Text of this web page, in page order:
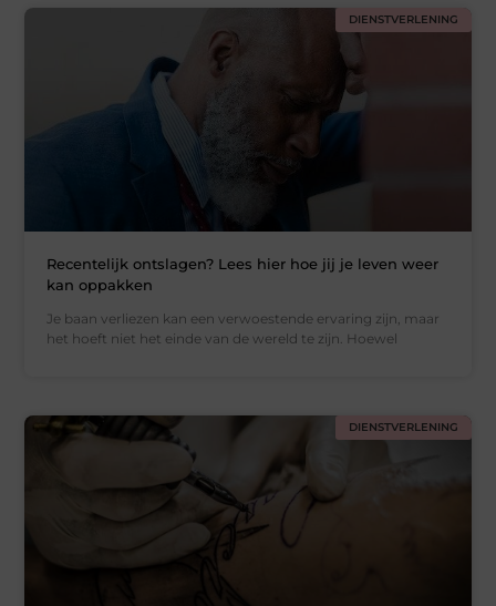
DIENSTVERLENING
Recentelijk ontslagen? Lees hier hoe jij je leven weer
kan oppakken
Je baan verliezen kan een verwoestende ervaring zijn, maar
het hoeft niet het einde van de wereld te zijn. Hoewel
DIENSTVERLENING